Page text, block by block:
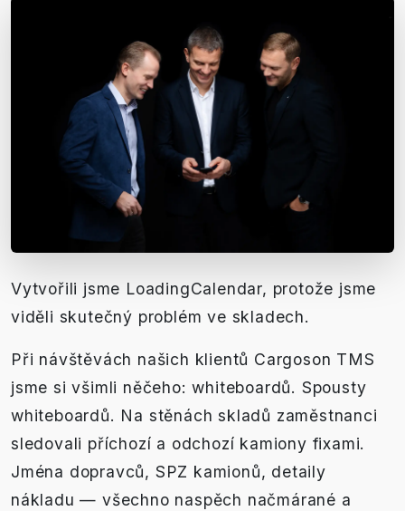
Vytvořili jsme LoadingCalendar, protože jsme
viděli skutečný problém ve skladech.
Při návštěvách našich klientů Cargoson TMS
jsme si všimli něčeho: whiteboardů. Spousty
whiteboardů. Na stěnách skladů zaměstnanci
sledovali příchozí a odchozí kamiony fixami.
Jména dopravců, SPZ kamionů, detaily
nákladu — všechno naspěch načmárané a